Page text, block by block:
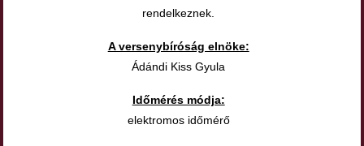
rendelkeznek.
A versenybíróság elnöke:
Ádándi Kiss Gyula
Időmérés módja:
elektromos időmérő